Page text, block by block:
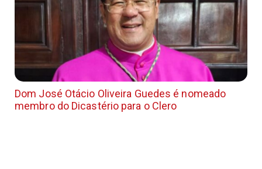
Dom José Otácio Oliveira Guedes é nomeado
membro do Dicastério para o Clero